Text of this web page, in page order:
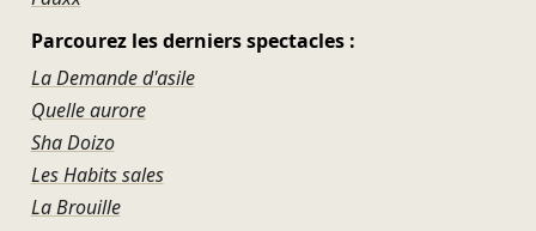
Parcourez les derniers spectacles :
La Demande d'asile
Quelle aurore
Sha Doizo
Les Habits sales
La Brouille